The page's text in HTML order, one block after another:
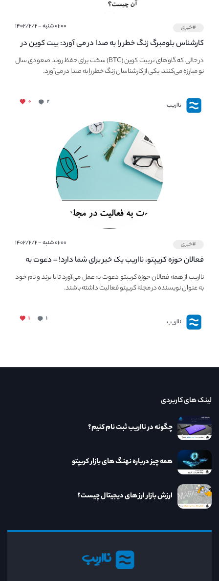
#خبری ۰۱:۰۰ شنبه - ۱۴۰۲/۲/۲
کارشناس بلومبرگ زنگ خطر را به صدا در می آورد: بیت کوین در
معرض خطر سقوط بزرگ است - دلیل آن چیست؟در حالی که گاوهای نر بیت کوین (BTC) سخت برای حفظ روند صعودی سال
نو مبارزه می‌کنند، یکی از کارشناسان زنگ خطر را به صدا در می‌آورد.
نااریب ۲ ۰
#خبری ۰۱:۰۰ شنبه - ۱۴۰۲/۲/۲
فعالان حوزه کریپتو، نااریب یک خبر برای شما دارد! – دعوت به
فعالیت در مجله کریپتو
نااریب از همه فعالان حوزه کریپتو دعوت به عمل می‌آورد تا با برند و نام خود
به عنوان نویسنده در مجله کریپتو فعالیت داشته باشند.
نااریب ۱ ۱
نااریب
لینک های کاربردی
چگونه در نااریب ثبت نام کنیم؟
همه چیز درباره نهنگ های بازار کریپتو
ارزش بازار ارز های دیجیتال چیست؟